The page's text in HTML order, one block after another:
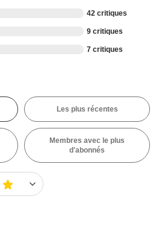
42 critiques
9 critiques
7 critiques
Les plus récentes
Membres avec le plus
d'abonnés